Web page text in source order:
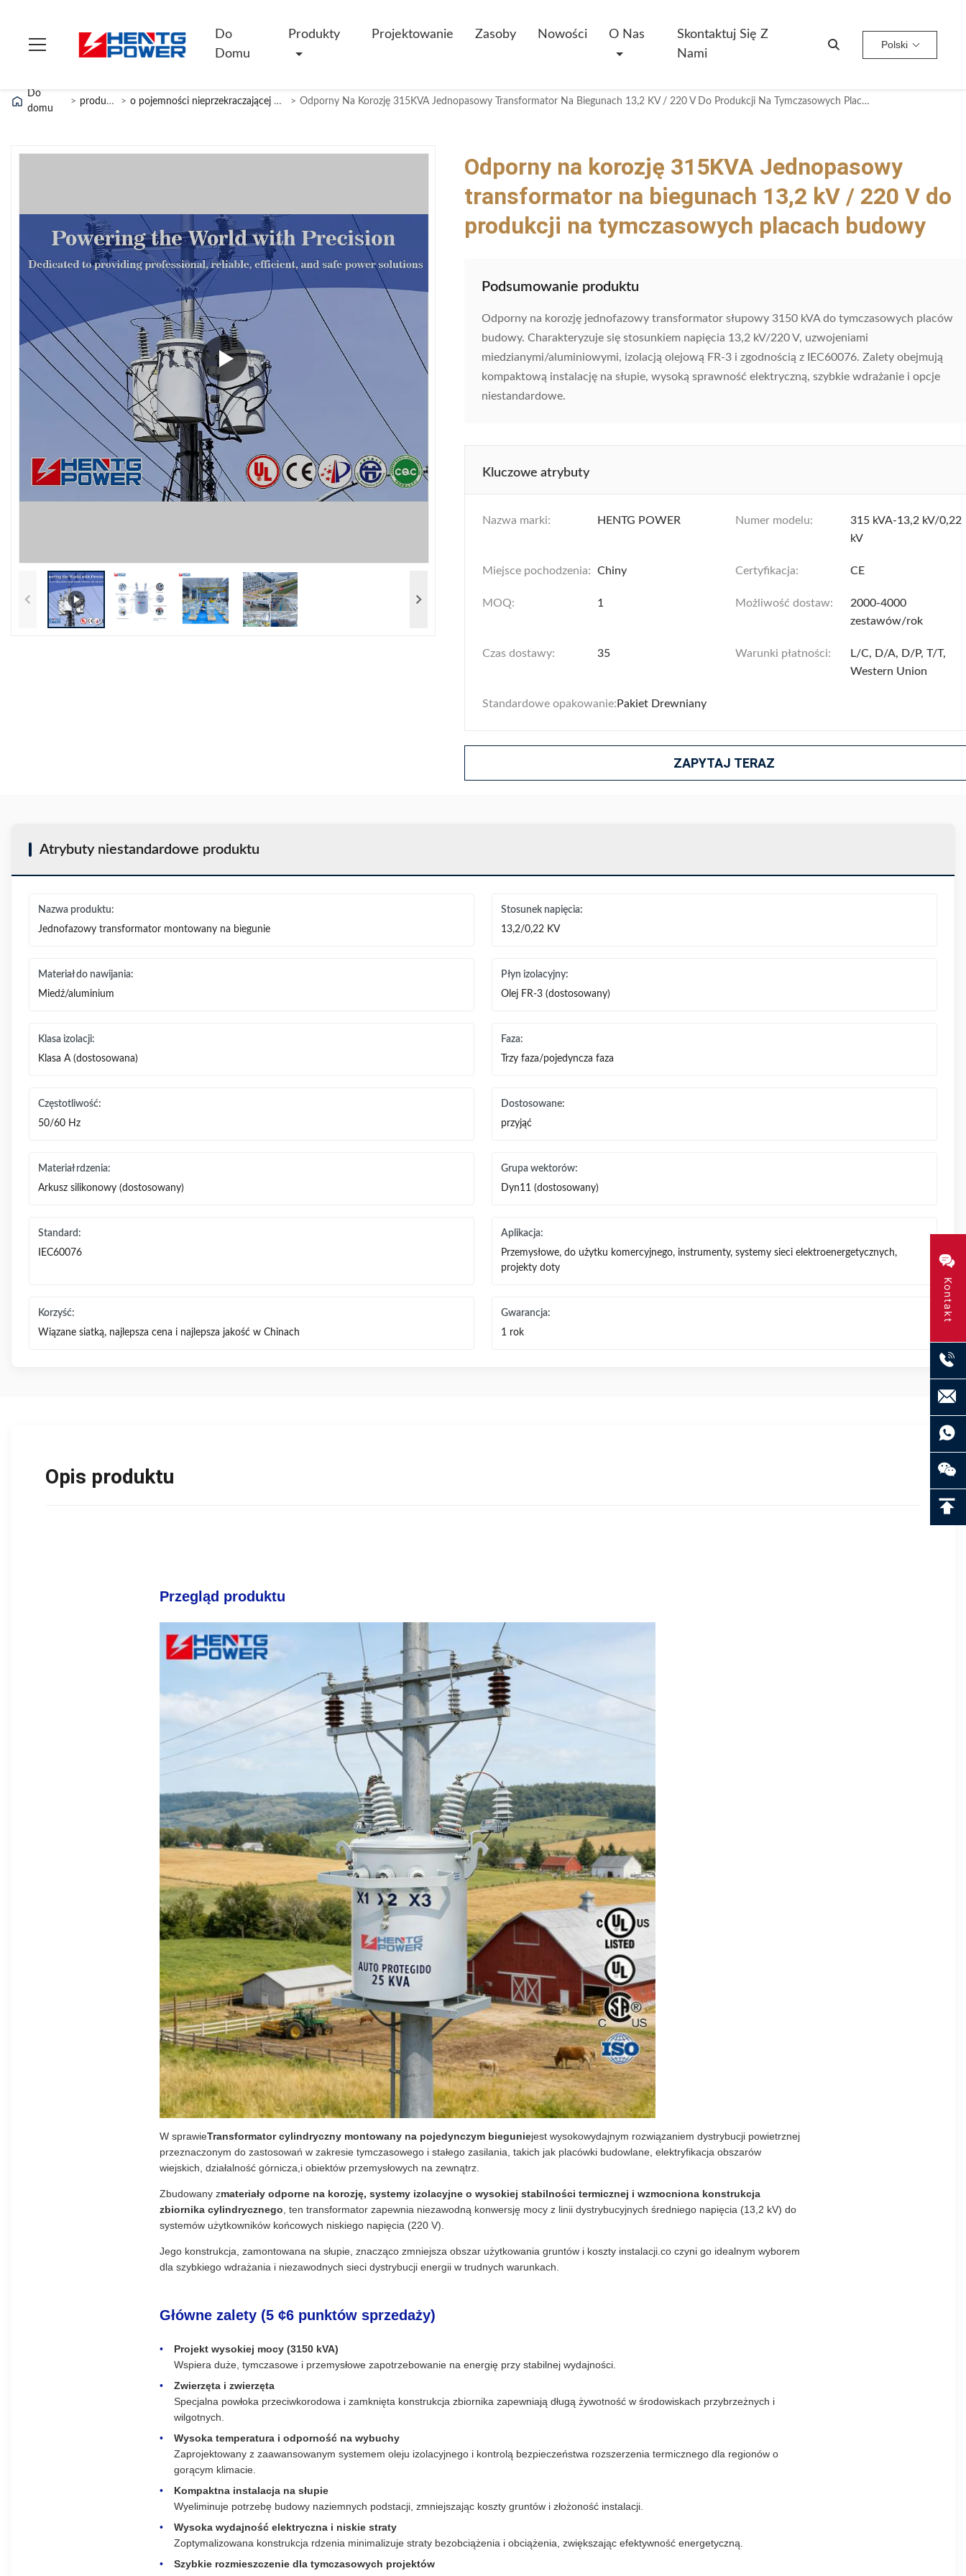
Kontakt
Do
Domu
Produkty Projektowanie Zasoby Nowości O Nas
Skontaktuj Się Z
Nami
Polski
Do
domu
> produkty > o pojemności nieprzekraczającej 10 W > Odporny Na Korozję 315KVA Jednopasowy Transformator Na Biegunach 13,2 KV / 220 V Do Produkcji Na Tymczasowych Placach Budowy
Odporny na korozję 315KVA Jednopasowy
transformator na biegunach 13,2 kV / 220 V do
produkcji na tymczasowych placach budowy
Podsumowanie produktu
Odporny na korozję jednofazowy transformator słupowy 3150 kVA do tymczasowych placów
budowy. Charakteryzuje się stosunkiem napięcia 13,2 kV/220 V, uzwojeniami
miedzianymi/aluminiowymi, izolacją olejową FR-3 i zgodnością z IEC60076. Zalety obejmują
kompaktową instalację na słupie, wysoką sprawność elektryczną, szybkie wdrażanie i opcje
niestandardowe.
Kluczowe atrybuty
Nazwa marki: HENTG POWER Numer modelu:
315 kVA-13,2 kV/0,22
kV
Miejsce pochodzenia: Chiny Certyfikacja: CE
MOQ: 1 Możliwość dostaw:
2000-4000
zestawów/rok
Czas dostawy: 35 Warunki płatności:
L/C, D/A, D/P, T/T,
Western Union
Standardowe opakowanie: Pakiet Drewniany
ZAPYTAJ TERAZ
Atrybuty niestandardowe produktu
Nazwa produktu:
Jednofazowy transformator montowany na biegunie
Stosunek napięcia:
13,2/0,22 KV
Materiał do nawijania:
Miedź/aluminium
Płyn izolacyjny:
Olej FR-3 (dostosowany)
Klasa izolacji:
Klasa A (dostosowana)
Faza:
Trzy faza/pojedyncza faza
Częstotliwość:
50/60 Hz
Dostosowane:
przyjąć
Materiał rdzenia:
Arkusz silikonowy (dostosowany)
Grupa wektorów:
Dyn11 (dostosowany)
Standard:
IEC60076
Aplikacja:
Przemysłowe, do użytku komercyjnego, instrumenty, systemy sieci elektroenergetycznych,
projekty doty
Korzyść:
Wiązane siatką, najlepsza cena i najlepsza jakość w Chinach
Gwarancja:
1 rok
Opis produktu
Przegląd produktu
W sprawieTransformator cylindryczny montowany na pojedynczym bieguniejest wysokowydajnym rozwiązaniem dystrybucji powietrznej
przeznaczonym do zastosowań w zakresie tymczasowego i stałego zasilania, takich jak placówki budowlane, elektryfikacja obszarów
wiejskich, działalność górnicza,i obiektów przemysłowych na zewnątrz.
Zbudowany zmateriały odporne na korozję, systemy izolacyjne o wysokiej stabilności termicznej i wzmocniona konstrukcja
zbiornika cylindrycznego , ten transformator zapewnia niezawodną konwersję mocy z linii dystrybucyjnych średniego napięcia (13,2 kV) do
systemów użytkowników końcowych niskiego napięcia (220 V).
Jego konstrukcja, zamontowana na słupie, znacząco zmniejsza obszar użytkowania gruntów i koszty instalacji.co czyni go idealnym wyborem
dla szybkiego wdrażania i niezawodnych sieci dystrybucji energii w trudnych warunkach.
Główne zalety (5 ¢6 punktów sprzedaży)
Projekt wysokiej mocy (3150 kVA)
Wspiera duże, tymczasowe i przemysłowe zapotrzebowanie na energię przy stabilnej wydajności.
Zwierzęta i zwierzęta
Specjalna powłoka przeciwkorodowa i zamknięta konstrukcja zbiornika zapewniają długą żywotność w środowiskach przybrzeżnych i
wilgotnych.
Wysoka temperatura i odporność na wybuchy
Zaprojektowany z zaawansowanym systemem oleju izolacyjnego i kontrolą bezpieczeństwa rozszerzenia termicznego dla regionów o
gorącym klimacie.
Kompaktna instalacja na słupie
Wyeliminuje potrzebę budowy naziemnych podstacji, zmniejszając koszty gruntów i złożoność instalacji.
Wysoka wydajność elektryczna i niskie straty
Zoptymalizowana konstrukcja rdzenia minimalizuje straty bezobciążenia i obciążenia, zwiększając efektywność energetyczną.
Szybkie rozmieszczenie dla tymczasowych projektów